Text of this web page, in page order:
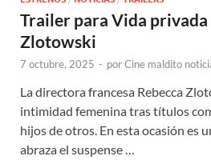
Trailer para Vida privada
Zlotowski
7 octubre, 2025 - porCine maldito
La directora francesa Rebecca
intimidad femenina tras títulos
hijos de otros. En esta ocasión es
abraza el suspense …